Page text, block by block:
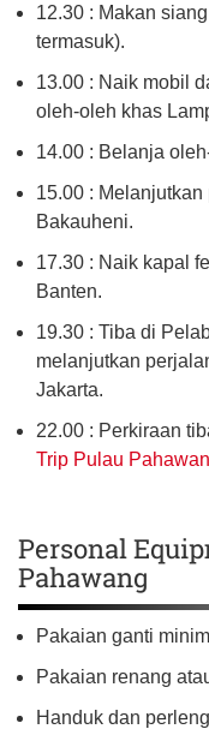
12.30 : Makan
termasuk).
13.00 : Naik mobil
oleh-oleh khas
14.00 : Belanja
15.00 :
Bakauheni.
17.30 : Naik kapal
Banten.
19.30 : Tiba di
melanjutkan
Jakarta.
22.00 : Perkiraan
Trip Pulau
Personal
Pahawang
Pakaian ganti
Pakaian renang
Handuk dan